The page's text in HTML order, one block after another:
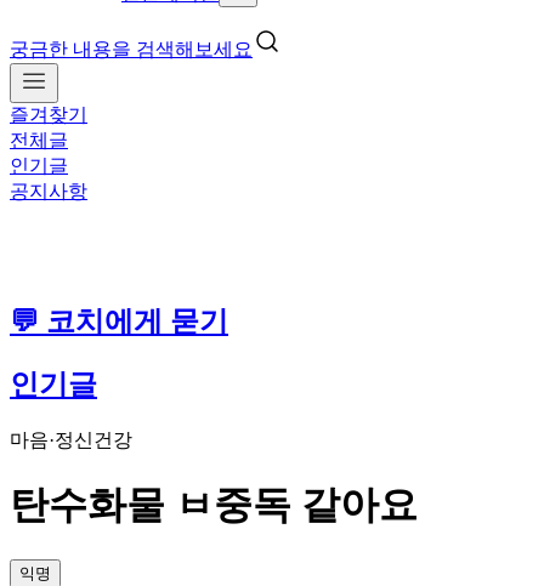
궁금한 내용을 검색해보세요
즐겨찾기
전체글
인기글
공지사항
💬 코치에게 묻기
인기글
마음·정신건강
탄수화물 ㅂ중독 같아요
익명